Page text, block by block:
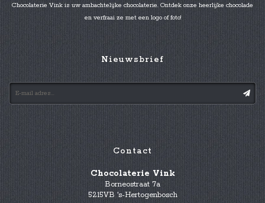
Chocolaterie Vink is uw ambachtelijke chocolaterie. Ontdek onze heerlijke chocolade
en verfraai ze met een logo of foto!
Nieuwsbrief
Contact
Chocolaterie Vink
Borneostraat 7a
5215VB 's-Hertogenbosch